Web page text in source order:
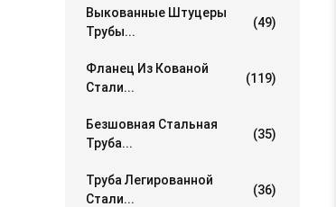
Выкованные Штуцеры
Трубы...
(49)
Фланец Из Кованой
Стали...
(119)
Безшовная Стальная
Труба...
(35)
Труба Легированной
Стали...
(36)